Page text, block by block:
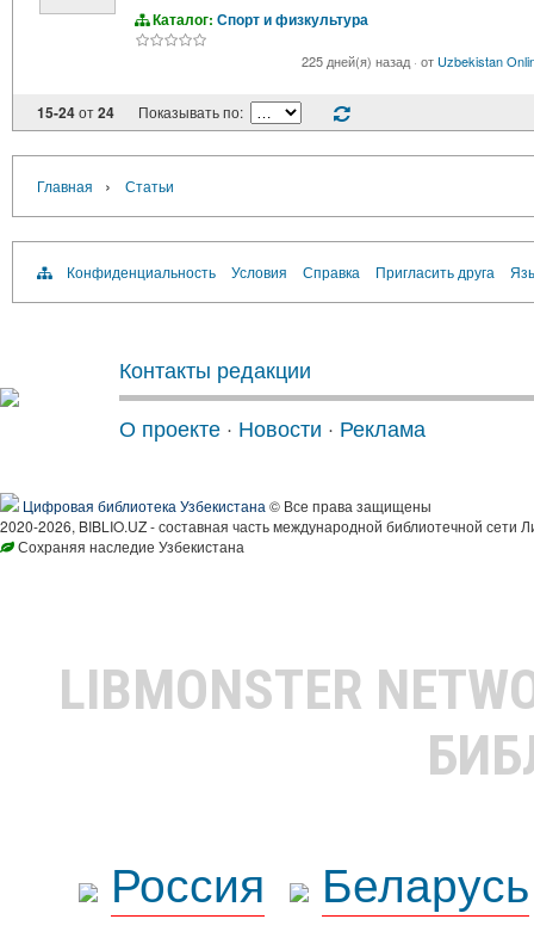
Каталог: Спорт и физкультура
225 дней(я) назад · от Uzbekistan
15-24от24 Показывать по:
Главная › Статьи
Конфиденциальность Условия Справка Пригласить друга
Контакты редакции
О проекте · Новости · Реклама
Цифровая библиотека Узбекистана © Все права защищены
2020-2026, BIBLIO.UZ - составная часть международной библиотечной сети
Сохраняя наследие Узбекистана
LIBMONSTER
Россия
Беларусь